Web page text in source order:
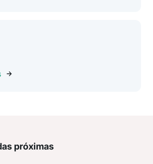
próximas